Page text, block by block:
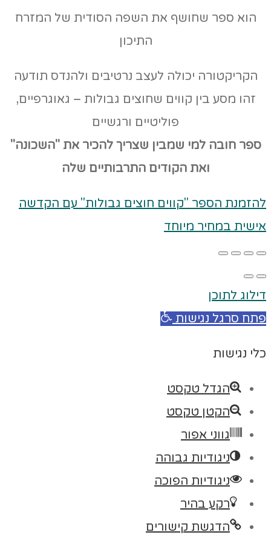
הוא ספר שחושף את השפה הסודית של המזרח
התיכון
הקריקטורה יכולה לעצב נרטיבים ולהנדס תודעה
זהו מסע בין קווים שחוצים גבולות – גאוגרפיים,
פוליטיים ורגשיים
ספר חובה למי שמבין שצריך להכיר את "השכונה"
ואת הקודים התרבותיים שלה
להזמנת הספר "קווים חוצים גבולות" עם הקדשה
אישית במחיר מיוחד
דילוג לתוכן
פתח סרגל נגישות
כלי נגישות
הגדל טקסט
הקטן טקסט
גווני אפור
ניגודיות גבוהה
ניגודיות הפוכה
רקע בהיר
הדגשת קישורים